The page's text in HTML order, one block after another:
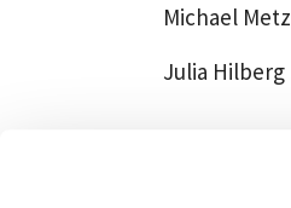
Michael
Julia Hilberg